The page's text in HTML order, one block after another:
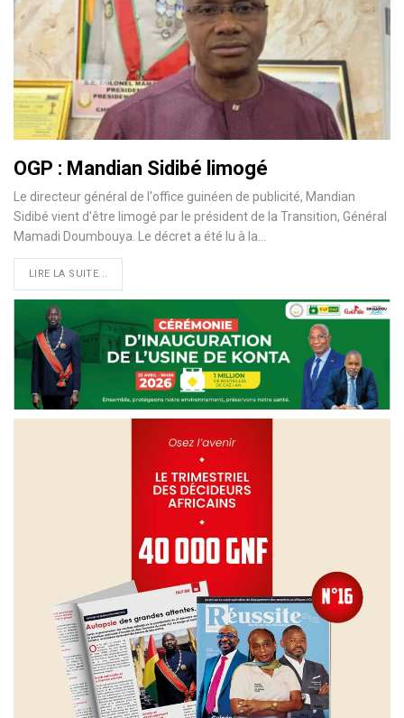
OGP : Mandian Sidibé limogé
Le directeur général de l'office guinéen de publicité, Mandian
Sidibé vient d'être limogé par le président de la Transition, Général
Mamadi Doumbouya. Le décret a été lu à la…
LIRE LA SUITE...